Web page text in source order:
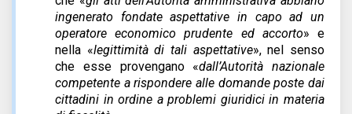
ingenerato fondate aspettative in capo ad un
operatore economico prudente ed accorto» e
nella «legittimità di tali aspettative», nel senso
che esse provengano «dall’Autorità nazionale
competente a rispondere alle domande poste dai
cittadini in ordine a problemi giuridici in materia